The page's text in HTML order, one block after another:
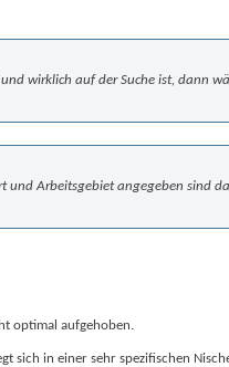
wirklich auf der Suche ist, dann
Arbeitsgebiet angegeben sind
optimal aufgehoben.
sich in einer sehr spezifischen